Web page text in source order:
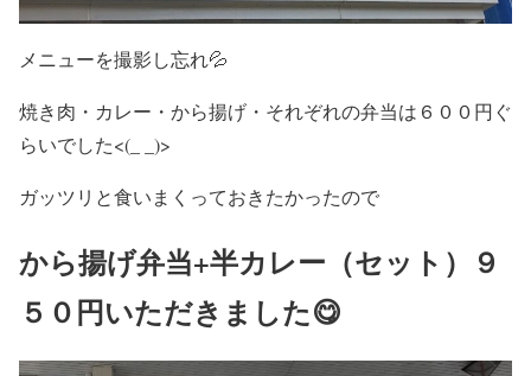
メニューを撮影し忘れ💦
焼き肉・カレー・から揚げ・それぞれの弁当は６００円ぐ
らいでした<(_ _)>
ガッツリと食いまくっておきたかったので
から揚げ弁当+半カレー（セット）９
５０円いただきました😋